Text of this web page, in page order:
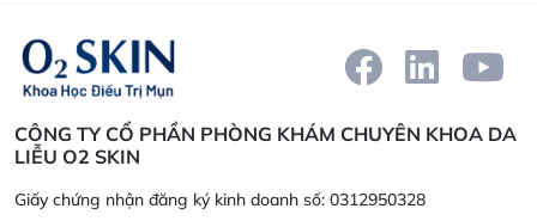
CÔNG TY CỔ PHẦN PHÒNG KHÁM CHUYÊN KHOA DA
LIỄU O2 SKIN
Giấy chứng nhận đăng ký kinh doanh số: 0312950328